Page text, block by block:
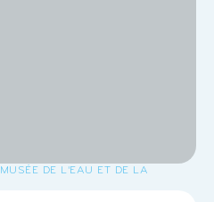
MUSÉE DE L'EAU ET DE LA